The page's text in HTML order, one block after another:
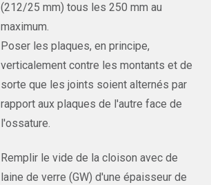
(212/25 mm) tous les 250 mm au
maximum.
Poser les plaques, en principe,
verticalement contre les montants et de
sorte que les joints soient alternés par
rapport aux plaques de l'autre face de
l'ossature.
Remplir le vide de la cloison avec de
laine de verre (GW) d'une épaisseur de